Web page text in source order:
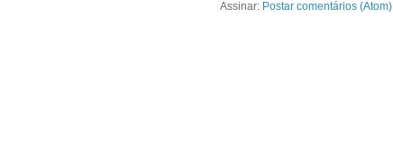
Assinar: Postar comentários (Atom)